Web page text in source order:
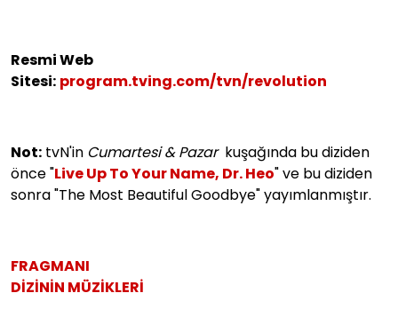
Resmi Web
Sitesi: program.tving.com/tvn/revolution
Not: tvN'in Cumartesi & Pazarkuşağında bu diziden
önce "Live Up To Your Name, Dr. Heo" ve bu diziden
sonra "The Most Beautiful Goodbye" yayımlanmıştır.
FRAGMANI
DİZİNİN MÜZİKLERİ